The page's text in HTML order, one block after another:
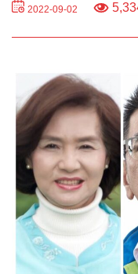
2022-09-02